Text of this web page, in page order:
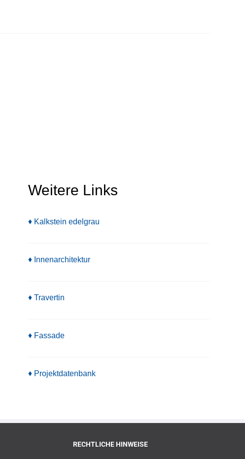
Weitere Links
♦ Kalkstein edelgrau
♦ Innenarchitektur
♦ Travertin
♦ Fassade
♦ Projektdatenbank
RECHTLICHE HINWEISE